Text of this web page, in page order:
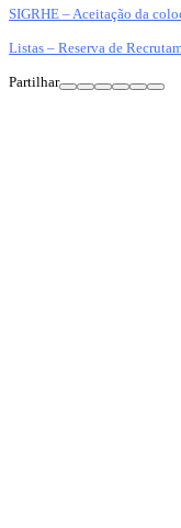
SIGRHE – Aceitação da
Listas – Reserva de
Partilhar